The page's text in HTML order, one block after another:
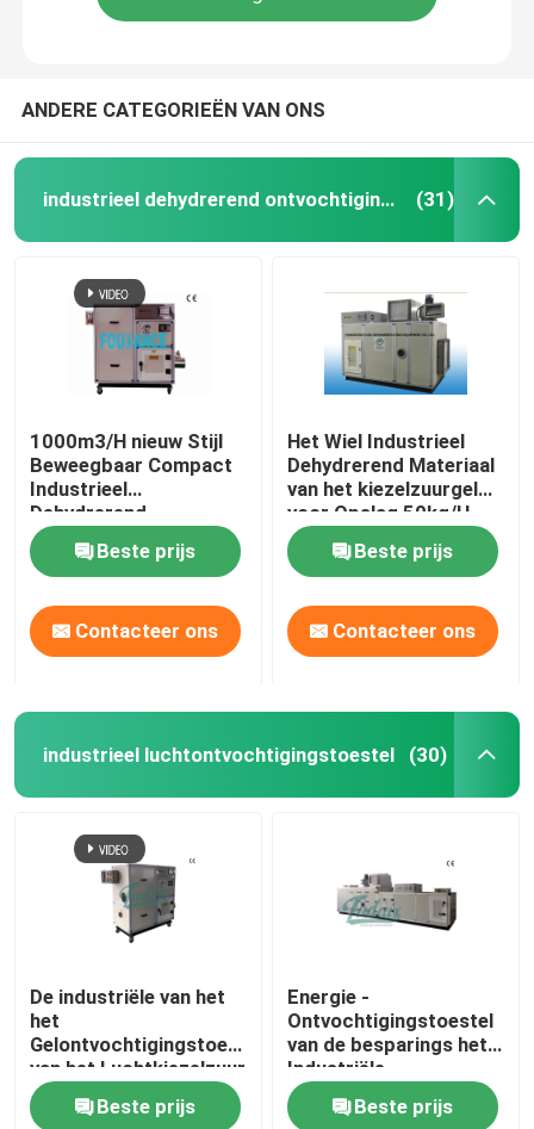
ANDERE CATEGORIEËN VAN ONS
industrieel dehydrerend ontvochtigingstoestel (31)
1000m3/H nieuw Stijl
Beweegbaar Compact
Industrieel
Dehydrerend
Ontvochtigingstoestel
Beste prijs
Contacteer ons
Het Wiel Industrieel
Dehydrerend Materiaal
van het kiezelzuurgel
voor Opslag 50kg/H
Beste prijs
Contacteer ons
industrieel luchtontvochtigingstoestel (30)
De industriële van het
het
Gelontvochtigingstoestel
van het Luchtkiezelzuur
Efficiënte Energie van
de het Wieladsorptie
Beste prijs
Energie -
Ontvochtigingstoestel
van de besparings het
Industriële
Dehydrerende Lucht
voor Laboratorium
Beste prijs